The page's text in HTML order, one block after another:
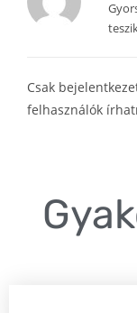
Csak
felhasználók